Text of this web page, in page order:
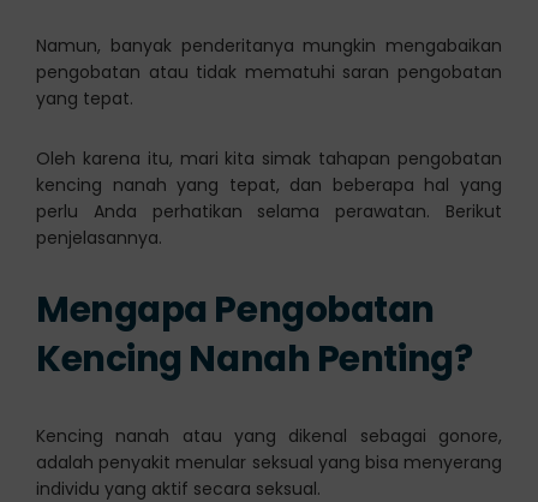
Namun, banyak penderitanya mungkin mengabaikan
pengobatan atau tidak mematuhi saran pengobatan
yang tepat.
Oleh karena itu, mari kita simak tahapan pengobatan
kencing nanah yang tepat, dan beberapa hal yang
perlu Anda perhatikan selama perawatan. Berikut
penjelasannya.
Mengapa Pengobatan
Kencing Nanah Penting?
Kencing nanah atau yang dikenal sebagai gonore,
adalah penyakit menular seksual yang bisa menyerang
individu yang aktif secara seksual.